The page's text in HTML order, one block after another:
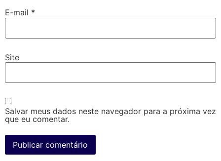
E-mail *
Site
Salvar meus dados neste navegador para a próxima vez
que eu comentar.